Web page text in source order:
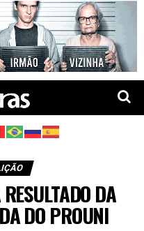
DA
DO PROUNI